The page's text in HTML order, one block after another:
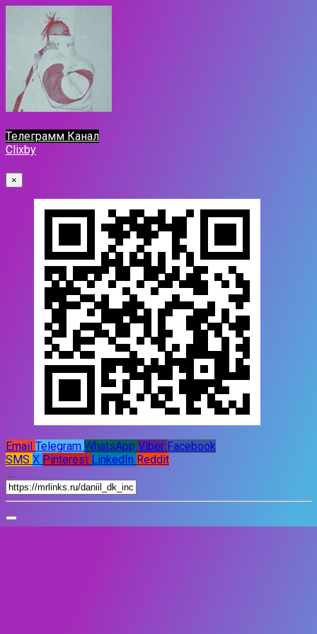
Телеграмм Канал
Clixby
×
Email Telegram WhatsApp Viber Facebook
SMS X Pinterest LinkedIn Reddit